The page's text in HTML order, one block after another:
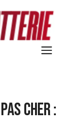
cher :